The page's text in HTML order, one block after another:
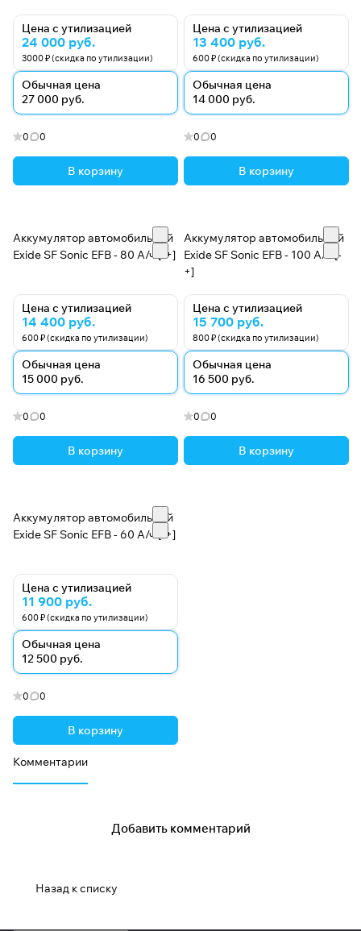
Цена с утилизацией
24 000 руб.
3000 ₽ (скидка по утилизации)
Обычная цена
27 000 руб.
0 0
В корзину
Цена с утилизацией
13 400 руб.
600 ₽ (скидка по утилизации)
Обычная цена
14 000 руб.
0 0
В корзину
Аккумулятор автомобильный
Exide SF Sonic EFB - 80 А/ч [-+]
Цена с утилизацией
14 400 руб.
600 ₽ (скидка по утилизации)
Обычная цена
15 000 руб.
0 0
В корзину
Аккумулятор автомобильный
Exide SF Sonic EFB - 100 А/ч [-
+]
Цена с утилизацией
15 700 руб.
800 ₽ (скидка по утилизации)
Обычная цена
16 500 руб.
0 0
В корзину
Аккумулятор автомобильный
Exide SF Sonic EFB - 60 А/ч [-+]
Цена с утилизацией
11 900 руб.
600 ₽ (скидка по утилизации)
Обычная цена
12 500 руб.
0 0
В корзину
Комментарии
Добавить комментарий
Назад к списку